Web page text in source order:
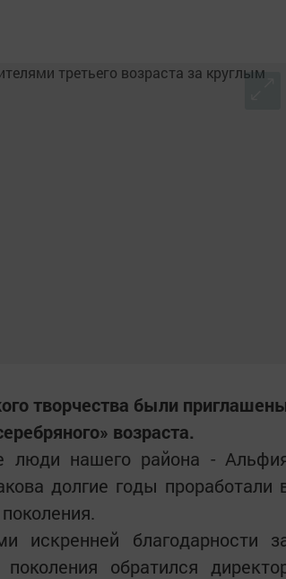
творчества были
возраста.
люди нашего района -
долгие годы проработали
искренней благодарности
обратился